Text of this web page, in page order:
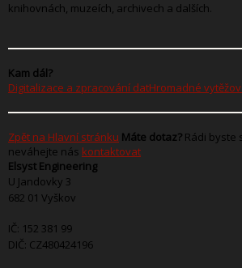
knihovnách, muzeích, archivech a dalších.
Kam dál?
Digitalizace a zpracování datHromadné
Zpět na Hlavní stránku Máte dotaz? Rádi byste
neváhejte nás kontaktovat
Elsyst Engineering
U Jandovky 3
682 01 Vyškov
IČ: 152 381 99
DIČ: CZ480424196